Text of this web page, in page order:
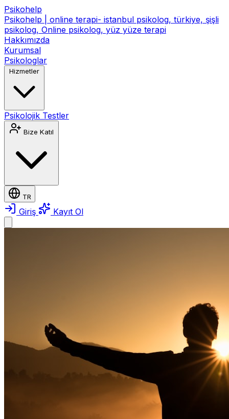
Psikohelp
Psikohelp | online terapi- istanbul psikolog, türkiye, şişli
psikolog, Online psikolog, yüz yüze terapi
Hakkımızda
Kurumsal
Psikologlar
Hizmetler
Psikolojik Testler
Bize Katıl
TR
Giriş Kayıt Ol